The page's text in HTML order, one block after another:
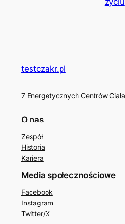
życiu
testczakr.pl
7 Energetycznych Centrów Ciała
O nas
Zespół
Historia
Kariera
Media społecznościowe
Facebook
Instagram
Twitter/X